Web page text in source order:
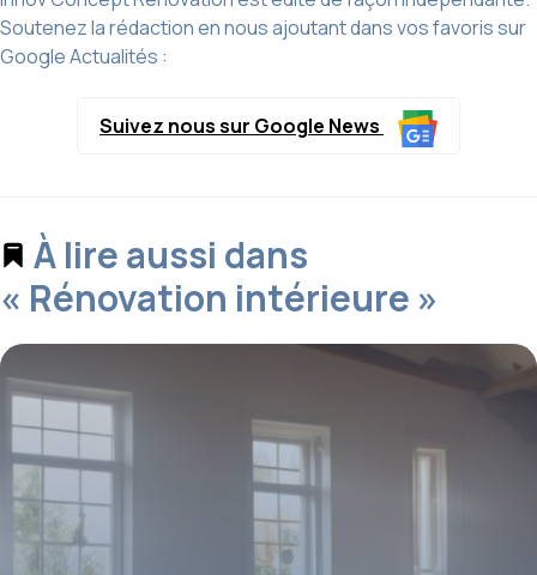
Soutenez la rédaction en nous ajoutant dans vos favoris sur
Google Actualités :
Suivez nous sur Google News
À lire aussi dans
« Rénovation intérieure »